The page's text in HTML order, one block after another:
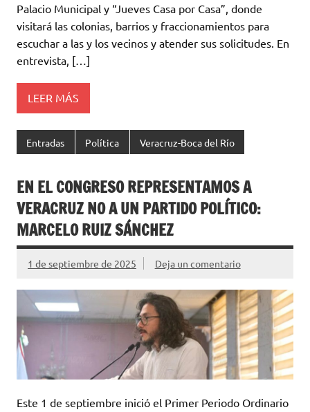
Palacio Municipal y “Jueves Casa por Casa”, donde
visitará las colonias, barrios y fraccionamientos para
escuchar a las y los vecinos y atender sus solicitudes. En
entrevista, […]
LEER MÁS
Entradas Política Veracruz-Boca del Río
EN EL CONGRESO REPRESENTAMOS A
VERACRUZ NO A UN PARTIDO POLÍTICO:
MARCELO RUIZ SÁNCHEZ
1 de septiembre de 2025 Deja un comentario
Este 1 de septiembre inició el Primer Periodo Ordinario